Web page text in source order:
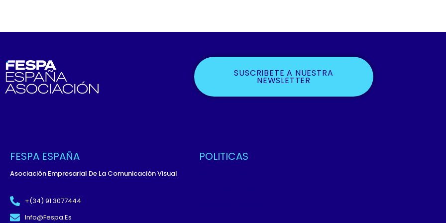
SUSCRIBETE A NUESTRA
NEWSLETTER
FESPA ESPAÑA
Asociación Empresarial De La Comunicación Visual
+(34) 91 3077444
Info@fespa.es
POLITICAS